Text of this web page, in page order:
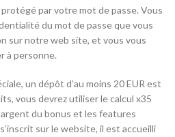
par votre mot de passe. Vous
du mot de passe que vous
sur notre web site, et vous vous
à personne.
un dépôt d’au moins 20 EUR est
vous devrez utiliser le calcul x35
du bonus et les features
sur le website, il est accueilli